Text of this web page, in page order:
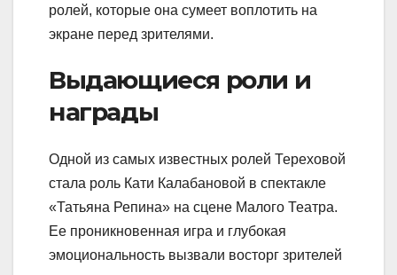
ролей, которые она сумеет воплотить на
экране перед зрителями.
Выдающиеся роли и
награды
Одной из самых известных ролей Тереховой
стала роль Кати Калабановой в спектакле
«Татьяна Репина» на сцене Малого Театра.
Ее проникновенная игра и глубокая
эмоциональность вызвали восторг зрителей